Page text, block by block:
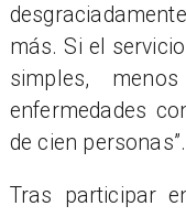
más. Si el
simples,
enfermedades
de cien personas”.
Tras participar